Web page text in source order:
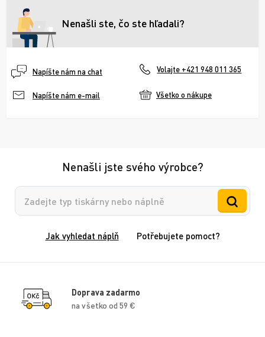
Nenašli ste, čo ste hľadali?
Napíšte nám na chat Volajte +421 948 011 365
Napíšte nám e-mail Všetko o nákupe
Nenašli jste svého výrobce?
Vyhledávání
Jak vyhledat náplň Potřebujete pomoct?
Doprava zadarmo
na všetko od 59 €